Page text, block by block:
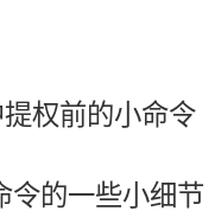
权前的小命令
令的一些小细节